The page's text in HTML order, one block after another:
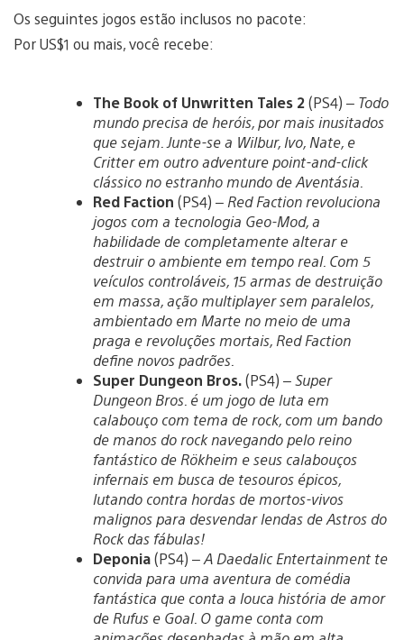
Os seguintes jogos estão inclusos no pacote:
Por US$1 ou mais, você recebe:
The Book of Unwritten Tales 2(PS4) – Todo
mundo precisa de heróis, por mais inusitados
que sejam. Junte-se a Wilbur, Ivo, Nate, e
Critter em outro adventure point-and-click
clássico no estranho mundo de Aventásia.
Red Faction (PS4) – Red Faction revoluciona
jogos com a tecnologia Geo-Mod, a
habilidade de completamente alterar e
destruir o ambiente em tempo real. Com 5
veículos controláveis, 15 armas de destruição
em massa, ação multiplayer sem paralelos,
ambientado em Marte no meio de uma
praga e revoluções mortais, Red Faction
define novos padrões.
Super Dungeon Bros.(PS4) –Super
Dungeon Bros. é um jogo de luta em
calabouço com tema de rock, com um bando
de manos do rock navegando pelo reino
fantástico de Rökheim e seus calabouços
infernais em busca de tesouros épicos,
lutando contra hordas de mortos-vivos
malignos para desvendar lendas de Astros do
Rock das fábulas!
Deponia(PS4) –A Daedalic Entertainment te
convida para uma aventura de comédia
fantástica que conta a louca história de amor
de Rufus e Goal. O game conta com